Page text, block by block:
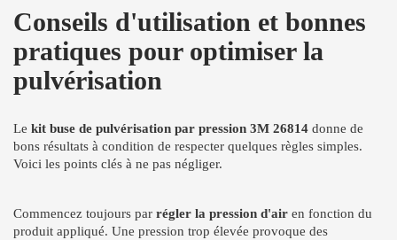
Conseils d'utilisation et bonnes
pratiques pour optimiser la
pulvérisation
Le kit buse de pulvérisation par pression 3M 26814 donne de
bons résultats à condition de respecter quelques règles simples.
Voici les points clés à ne pas négliger.
Commencez toujours par régler la pression d'air en fonction du
produit appliqué. Une pression trop élevée provoque des